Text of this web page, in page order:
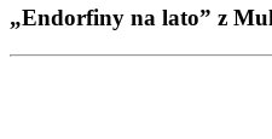
„Endorfiny na lato” z